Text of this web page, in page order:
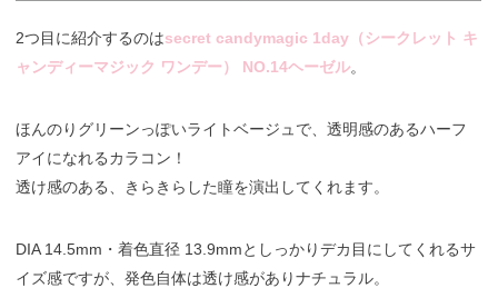
2つ目に紹介するのはsecret candymagic 1day（シークレット キ
ャンディーマジック ワンデー） NO.14ヘーゼル。
ほんのりグリーンっぽいライトベージュで、透明感のあるハーフ
アイになれるカラコン！
透け感のある、きらきらした瞳を演出してくれます。
DIA 14.5mm・着色直径 13.9mmとしっかりデカ目にしてくれるサ
イズ感ですが、発色自体は透け感がありナチュラル。